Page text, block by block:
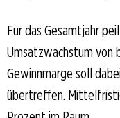
Für das Gesamtjahr
Umsatzwachstum von
Gewinnmarge soll
übertreffen.